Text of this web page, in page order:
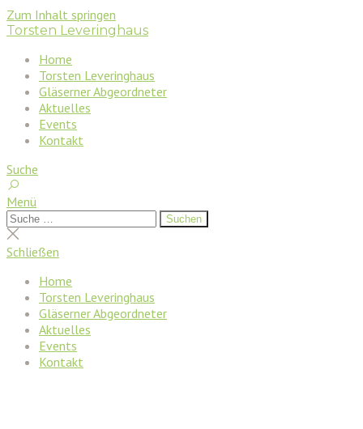
Zum Inhalt springen
Torsten Leveringhaus
Home
Torsten Leveringhaus
Gläserner Abgeordneter
Aktuelles
Events
Kontakt
Suche
Menü
Suchen
nach:
Suchen
Suche
schließen
Schließen
Home
Torsten Leveringhaus
Gläserner Abgeordneter
Aktuelles
Events
Kontakt